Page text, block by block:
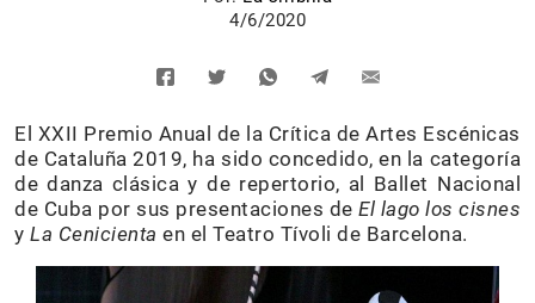
4/6/2020
El XXII Premio Anual de la Crítica de Artes Escénicas
de Cataluña 2019, ha sido concedido, en la categoría
de danza clásica y de repertorio, al Ballet Nacional
de Cuba por sus presentaciones de El lago los cisnes
y La Cenicienta en el Teatro Tívoli de Barcelona.